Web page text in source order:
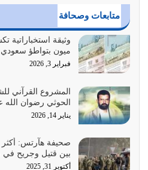
القرآن الكريم هو أهم مصدر
معرفة شخصيته معرفة عظمته
يوليو 28, 2026
هل نحن من الصالحين؟ قيِّم نفسك
وأعرض نفسك، وأعرض ما لديك
يوليو 27, 2026
عندما يكون عدوك هو عدو الله
فيه كثيرة وسينصرك الله عليه
يوليو 26, 2026
أراد الله لهذه الأمة ان تكون
متابعات وصحافة
وثيقة
ميون بتواطؤ سعودي
فبراير 3, 2026
المشروع القرآني
الحوثي رضوان
يناير 14, 2026
بين قتيل وجريح في
أكتوبر 31, 2025